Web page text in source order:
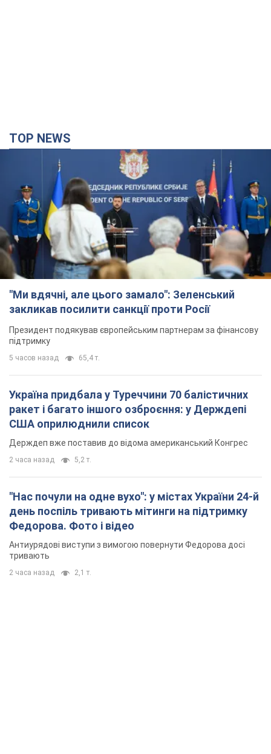
TOP NEWS
"Ми вдячні, але цього замало": Зеленський
закликав посилити санкції проти Росії
Президент подякував європейським партнерам за фінансову
підтримку
5 часов назад 65,4 т.
Україна придбала у Туреччини 70 балістичних
ракет і багато іншого озброєння: у Держдепі
США оприлюднили список
Держдеп вже поставив до відома американський Конгрес
2 часа назад 5,2 т.
"Нас почули на одне вухо": у містах України 24-й
день поспіль тривають мітинги на підтримку
Федорова. Фото і відео
Антиурядові виступи з вимогою повернути Федорова досі
тривають
2 часа назад 2,1 т.